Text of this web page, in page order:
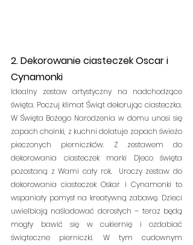
2. Dekorowanie ciasteczek Oscar i
Cynamonki
Idealny zestaw artystyczny na nadchodzące
święta. Poczuj klimat Świąt dekorując ciasteczka.
W Święta Bożego Narodzenia w domu unosi się
zapach choinki, z kuchni dolatuje zapach świeżo
pieczonych pierniczków. Z zestawem do
dekorowania ciasteczek marki Djeco święta
pozostaną z Wami cały rok.  Uroczy zestaw do
dekorowania ciasteczek Oskar i Cynamonki to
wspaniały pomysł na kreatywną zabawę. Dzieci
uwielbiają naśladować dorosłych – teraz będą
mogły bawić się w cukiernię i ozdabiać
świąteczne pierniczki. W tym cudownym